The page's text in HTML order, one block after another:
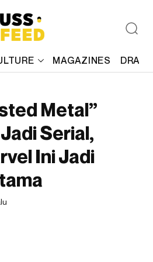
MAGAZINES
Metal”
Serial,
Ini Jadi